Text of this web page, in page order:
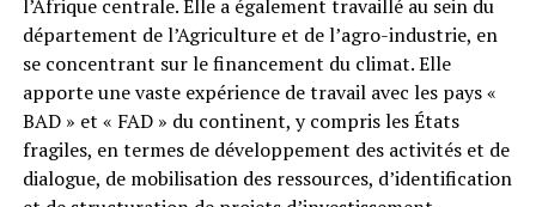
l’Afrique centrale. Elle a également travaillé au sein du
département de l’Agriculture et de l’agro-industrie, en
se concentrant sur le financement du climat. Elle
apporte une vaste expérience de travail avec les pays «
BAD » et « FAD » du continent, y compris les États
fragiles, en termes de développement des activités et de
dialogue, de mobilisation des ressources, d’identification